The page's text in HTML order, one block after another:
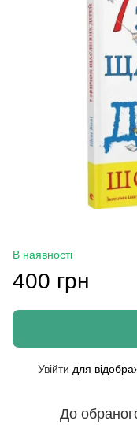
В наявності
400 грн
Увійти для
До